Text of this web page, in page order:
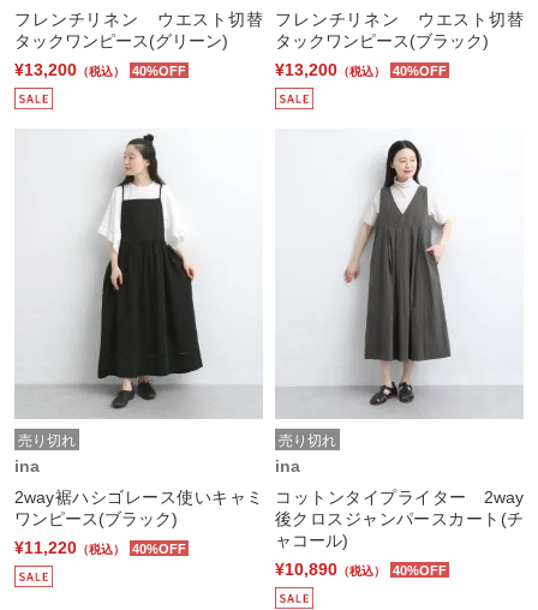
フレンチリネン ウエスト切替
タックワンピース(グリーン)
¥13,200 （税込） 40%OFF
フレンチリネン ウエスト切替
タックワンピース(ブラック)
¥13,200 （税込） 40%OFF
売り切れ
ina
2way裾ハシゴレース使いキャミ
ワンピース(ブラック)
¥11,220 （税込） 40%OFF
売り切れ
ina
コットンタイプライター 2way
後クロスジャンパースカート(チ
ャコール)
¥10,890 （税込） 40%OFF